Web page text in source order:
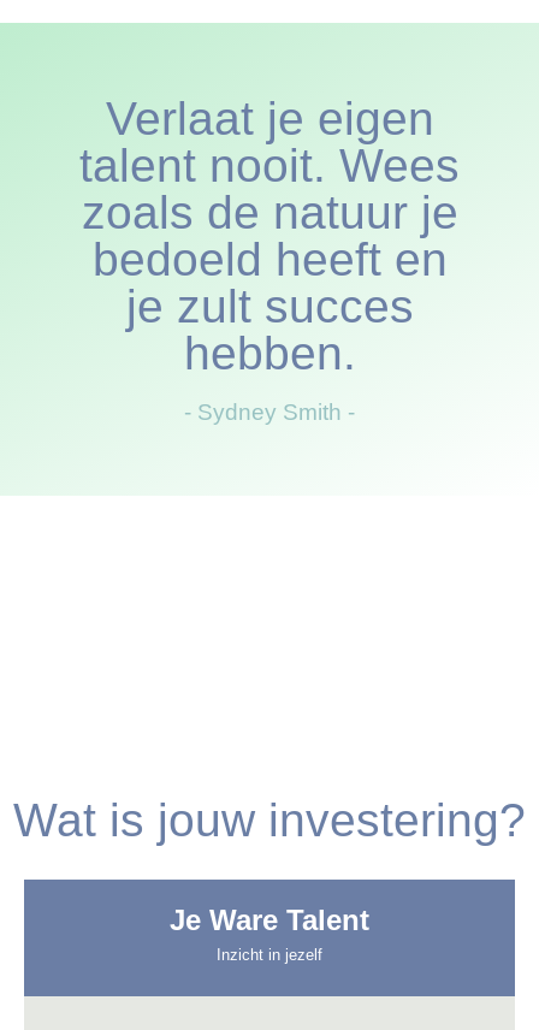
Verlaat je eigen
talent nooit. Wees
zoals de natuur je
bedoeld heeft en
je zult succes
hebben.
- Sydney Smith -
Wat is jouw investering?
Je Ware Talent
Inzicht in jezelf